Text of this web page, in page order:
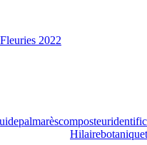
2022
palmarèscomposteur
Hilairebotanique